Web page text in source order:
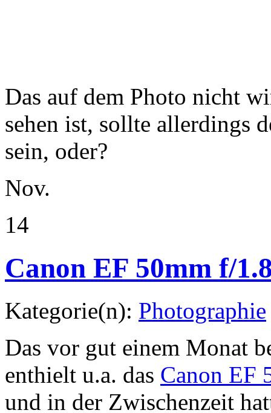
Canon EF 50mm f/
Kategorie(n):Photographie
Das vor gut einem Monat
enthielt u.a. das
und in der Zwischenzeit
» weiterlesen…
Okt.
11
Amazon Paket